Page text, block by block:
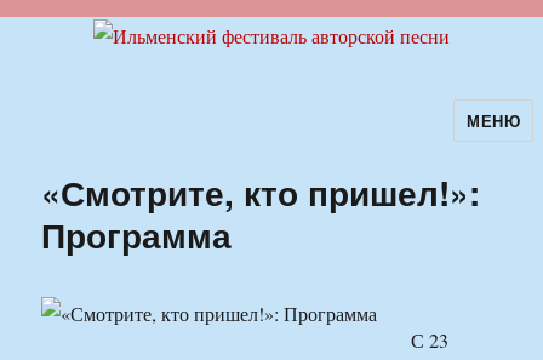
Ильменский фестиваль авторскойМЕНЮ
«Смотрите, кто пришел!»:
Программа
С 23